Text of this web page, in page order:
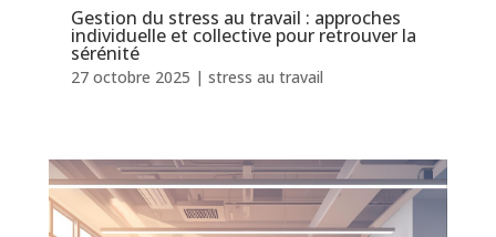
Gestion du stress au travail : approches
individuelle et collective pour retrouver la
sérénité
27 octobre 2025 | stress au travail